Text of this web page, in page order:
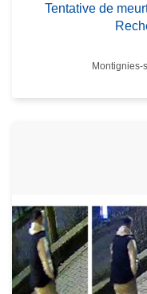
Tentative de
Lieux
Montignies-